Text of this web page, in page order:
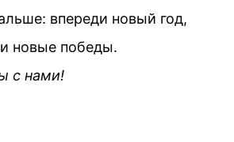
впереди новый год,
новые победы.
с нами!